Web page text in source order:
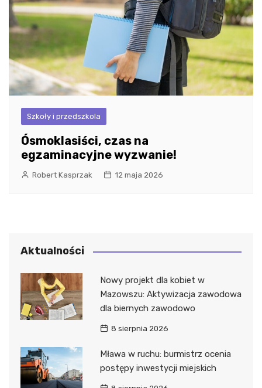
Szkoły i przedszkola
Ósmoklasiści, czas na
egzaminacyjne wyzwanie!
Robert Kasprzak 12 maja 2026
Aktualności
Nowy projekt dla kobiet w
Mazowszu: Aktywizacja zawodowa
dla biernych zawodowo
8 sierpnia 2026
Mława w ruchu: burmistrz ocenia
postępy inwestycji miejskich